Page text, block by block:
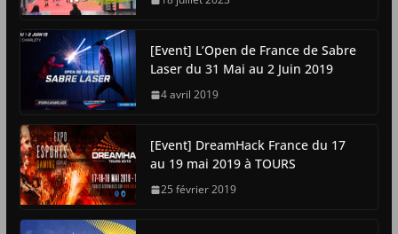
[Event] L’Open de France de Sabre
Laser du 31 Mai au 2 Juin 2019
4 avril 2019
[Event] DreamHack France du 17
au 19 mai 2019 à TOURS
25 février 2019